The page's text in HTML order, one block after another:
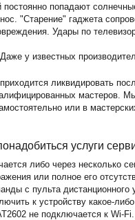
постоянно попадают
"Старение" гаджета
Удары по
у известных
ликвидировать
мастеров.
или в
услуги
либо через несколько
или полное его
с пульта дистанционного
к устройству какое-
не подключается к Wi-